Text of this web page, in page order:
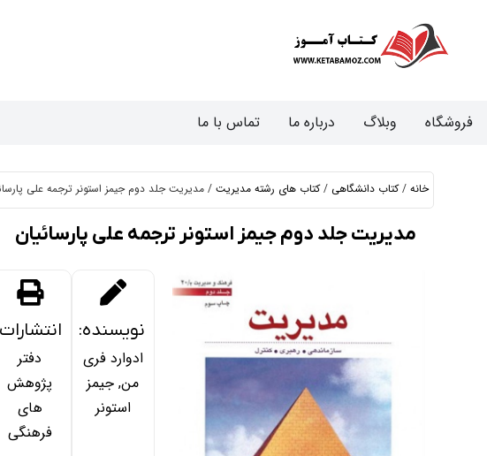
فروشگاه وبلاگ درباره ما تماس با ما
خانه /کتاب دانشگاهی /کتاب های رشته مدیریت / مدیریت جلد دوم جیمز استونر ترجمه علی
مدیریت جلد دوم جیمز استونر ترجمه علی پارسائیان
نویسنده:
ادوارد فری
من, جیمز
استونر
دفتر
پژوهش
های
فرهنگی